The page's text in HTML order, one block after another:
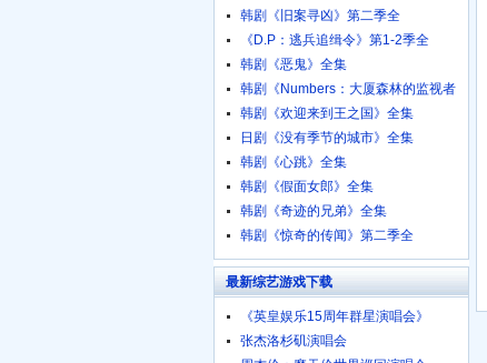
韩剧《旧案寻凶》第二季全
《D.P：逃兵追缉令》第1-2季全
韩剧《恶鬼》全集
韩剧《Numbers：大厦森林的监视者
们》全集
韩剧《欢迎来到王之国》全集
日剧《没有季节的城市》全集
韩剧《心跳》全集
韩剧《假面女郎》全集
韩剧《奇迹的兄弟》全集
韩剧《惊奇的传闻》第二季全
最新综艺游戏下载
《英皇娱乐15周年群星演唱会》
720p.BD粤语中字
张杰洛杉矶演唱会